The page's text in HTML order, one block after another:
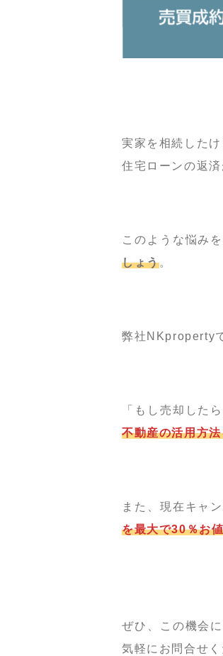
実家を相続した
住宅ローンの返
このような悩み
しょう。
弊社NKproperty
「もし売却した
不動産の活用方
また、現在キャ
を最大で30％お
ぜひ、この機会
気軽にお問合せく